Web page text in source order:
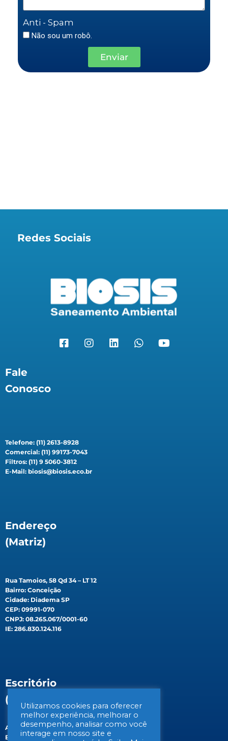
Anti - Spam
Não sou um robô.
Enviar
Redes Sociais
Fale
Conosco
Telefone: (11) 2613-8928
Comercial: (11) 99173-7043
Filtros: (11) 9 5060-3812
E-Mail: biosis@biosis.eco.br
Endereço
(Matriz)
Rua Tamoios, 58 Qd 34 – LT 12
Bairro: Conceição
Cidade: Diadema SP
CEP: 09991-070
CNPJ: 08.265.067/0001-60
IE: 286.830.124.116
Escritório
(Filial)
Av. Gen. Valdomiro de Lima, 647B
Bairro: Jabaquara
Utilizamos cookies para oferecer
melhor experiência, melhorar o
desempenho, analisar como você
interage em nosso site e